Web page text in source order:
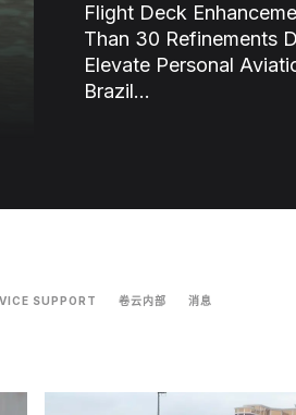
Flight Deck
Than 30 Refinements
Elevate Personal
Brazil...
SUPPORT 卷云内部 消息